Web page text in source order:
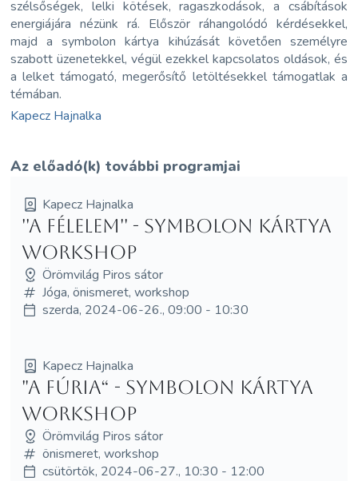
szélsőségek, lelki kötések, ragaszkodások, a csábítások
energiájára nézünk rá. Először ráhangolódó kérdésekkel,
majd a symbolon kártya kihúzását követően személyre
szabott üzenetekkel, végül ezekkel kapcsolatos oldások, és
a lelket támogató, megerősítő letöltésekkel támogatlak a
témában.
Kapecz Hajnalka
Az előadó(k) további programjai
Kapecz Hajnalka
''A Félelem'' - Symbolon kártya
Workshop
Örömvilág Piros sátor
Jóga, önismeret, workshop
szerda, 2024-06-26., 09:00 - 10:30
Kapecz Hajnalka
"A Fúria“ - Symbolon kártya
workshop
Örömvilág Piros sátor
önismeret, workshop
csütörtök, 2024-06-27., 10:30 - 12:00